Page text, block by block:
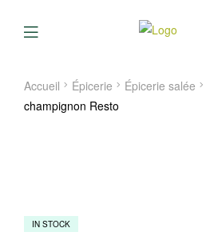
Menu
Accueil Épicerie Épicerie salée
champignon Resto
IN STOCK